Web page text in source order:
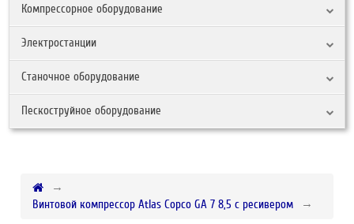
Компрессорное оборудование
Электростанции
Станочное оборудование
Пескоструйное оборудование
Винтовой компрессор Atlas Copco GA 7 8,5 с ресивером